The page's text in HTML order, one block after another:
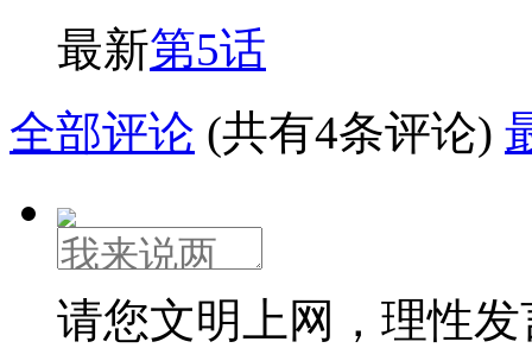
最新第5话
全部评论 (共有4条评论)
请您文明上网，理性